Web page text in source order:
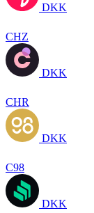
DKK
CHZ
DKK
CHR
DKK
C98
DKK